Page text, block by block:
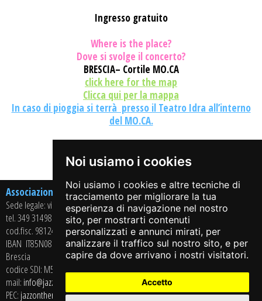
Noi usiamo i cookies
Noi usiamo i cookies e altre tecniche di
tracciamento per migliorare la tua
esperienza di navigazione nel nostro
sito, per mostrarti contenuti
personalizzati e annunci mirati, per
analizzare il traffico sul nostro sito, e per
capire da dove arrivano i nostri visitatori.
Accetto
Ingresso gratuito
Where is the place?
Dove si svolge il concerto?
BRESCIA– Cortile MO.CA
click here for the map
Clicca qui per la mappa
In caso di pioggia si terrà presso il Teatro Idra all’interno
del MO.CA.
Share on:
Associazione Culturale Arci Jazz On The Road APS
Sede legale: via Casaglio, 13 – 25064 GUSSAGO (BS)
tel. 349 3149864
cod.fisc. 98124350178 - P.iva 02715430985
IBAN IT85N0869211208034000341724- BANCA CREDITO COOPERATIVO di
Brescia
codice SDI: M5UXCR1
mail: info@jazzontheroad.net
PEC: jazzontheroad@pec.it